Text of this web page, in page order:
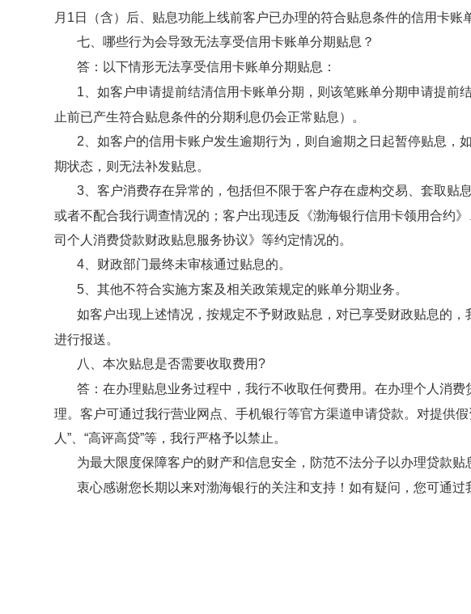
月1日（含）后、贴息功能上线前客户已办理的符合贴息条件的信用卡
七、哪些行为会导致无法享受信用卡账单分期贴息？
答：以下情形无法享受信用卡账单分期贴息：
1、如客户申请提前结清信用卡账单分期，则该笔账单分期申请提
止前已产生符合贴息条件的分期利息仍会正常贴息）。
2、如客户的信用卡账户发生逾期行为，则自逾期之日起暂停贴息
期状态，则无法补发贴息。
3、客户消费存在异常的，包括但不限于客户存在虚构交易、套取贴
或者不配合我行调查情况的；客户出现违反《渤海银行信用卡领用合约
司个人消费贷款财政贴息服务协议》等约定情况的。
4、财政部门最终未审核通过贴息的。
5、其他不符合实施方案及相关政策规定的账单分期业务。
如客户出现上述情况，按规定不予财政贴息，对已享受财政贴息的
进行报送。
八、本次贴息是否需要收取费用?
答：在办理贴息业务过程中，我行不收取任何费用。在办理个人消
理。客户可通过我行营业网点、手机银行等官方渠道申请贷款。对提供
人”、“高评高贷”等，我行严格予以禁止。
为最大限度保障客户的财产和信息安全，防范不法分子以办理贷款
衷心感谢您长期以来对渤海银行的关注和支持！如有疑问，您可通过